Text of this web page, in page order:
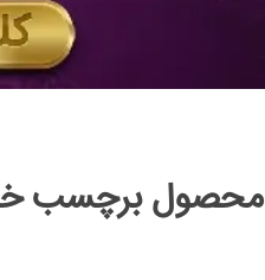
محصول برچسب خورده